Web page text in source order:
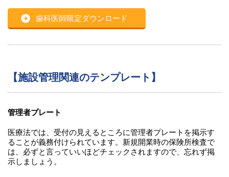
歯科医師限定ダウンロード
【施設管理関連のテンプレート】
管理者プレート
医療法では、受付の見えるところに管理者プレートを掲示す
ることが義務付けられています。新規開業時の保険所検査で
は、必ずと言っていいほどチェックされますので、忘れず掲
示しましょう。